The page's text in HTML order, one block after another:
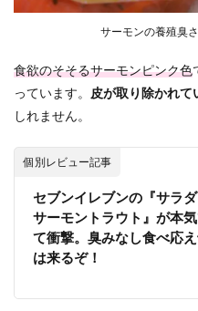
サーモンの養殖臭
食欲のそそるサーモンピンク色
っています。
皮が取り除かれて
しれません。
個別レビュー記事
セブンイレブンの『サラ
サーモントラウト』が本気
て衝撃。臭みなし食べ応
は来るぞ！